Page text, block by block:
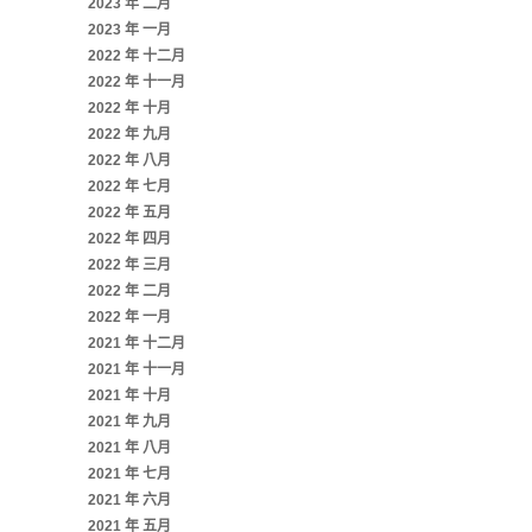
2023 年 二月
2023 年 一月
2022 年 十二月
2022 年 十一月
2022 年 十月
2022 年 九月
2022 年 八月
2022 年 七月
2022 年 五月
2022 年 四月
2022 年 三月
2022 年 二月
2022 年 一月
2021 年 十二月
2021 年 十一月
2021 年 十月
2021 年 九月
2021 年 八月
2021 年 七月
2021 年 六月
2021 年 五月